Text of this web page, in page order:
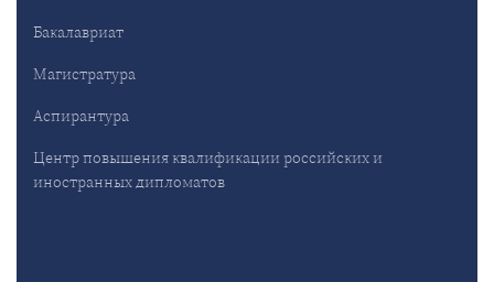
Бакалавриат
Магистратура
Аспирантура
Центр повышения квалификации российских и
иностранных дипломатов